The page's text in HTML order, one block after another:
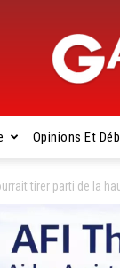
Opinions Et
tirer parti de la